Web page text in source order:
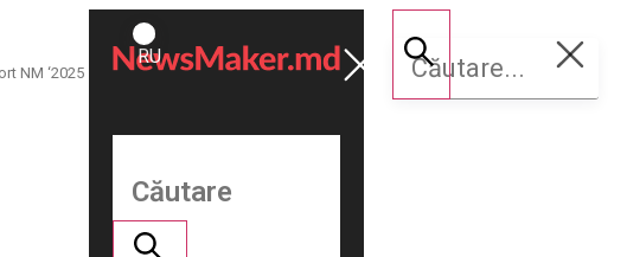
NM ‘2025
ROMÂNĂ
RU
Susține
NM